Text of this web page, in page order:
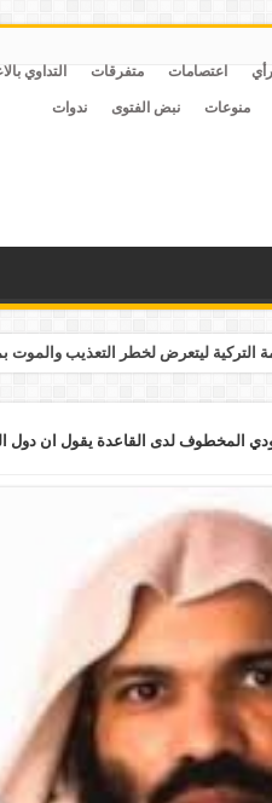
اعتصامات متفرقات التداوي
منوعات نبض الفتوى ندوات
ليتعرض لخطر التعذيب والموت
المخطوف لدى القاعدة يقول ان دول